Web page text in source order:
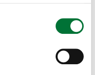
paperisena,